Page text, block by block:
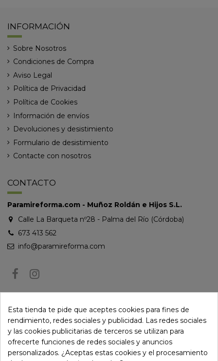
INFORMACIÓN
Sobre Nosotros
Condiciones de Compra
Aviso Legal
Política de Privacidad
Política de Cookies
Información de envíos
Devoluciones y desistimiento
Formulario de desistimiento
Contacte con nosotros
CONTACTO
Paramireforma.com - Muñoz Roldán e Hijos S.L.
Calle La Barqueta nº28 - Palma del Río (Córdoba)
673 413 562
info@paramireforma.com
Puede darse de baja en cualquier momento. Para ello, consulte nuestra
información de contacto en el aviso legal.
Esta tienda te pide que aceptes cookies para fines de
rendimiento, redes sociales y publicidad. Las redes sociales
y las cookies publicitarias de terceros se utilizan para
ofrecerte funciones de redes sociales y anuncios
personalizados. ¿Aceptas estas cookies y el procesamiento